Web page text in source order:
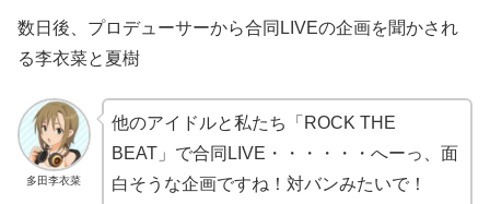
数日後、プロデューサーから合同LIVEの企画を聞かされ
る李衣菜と夏樹
多田李衣菜
他のアイドルと私たち「ROCK THE
BEAT」で合同LIVE・・・・・・へーっ、面
白そうな企画ですね！対バンみたいで！